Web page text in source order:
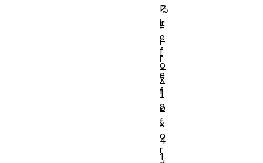
る
F
i
r
e
f
o
x
4
1
F
ir
e
f
o
x
1
2
f
o
r